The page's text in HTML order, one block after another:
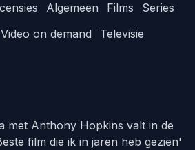
Algemeen Films
Series
Video on demand
Televisie
met Anthony Hopkins valt in de
film die ik in jaren heb gezien'